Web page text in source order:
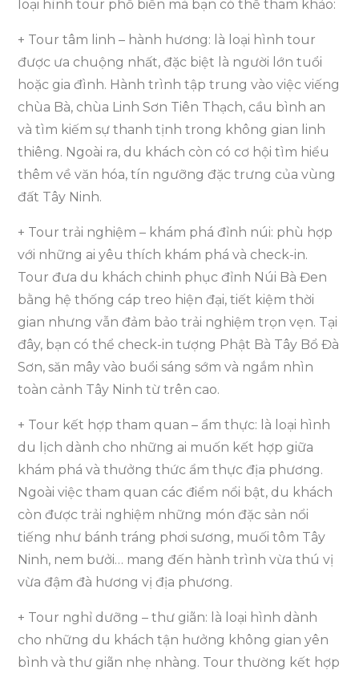
loại hình tour phổ biến mà bạn có thể tham khảo:
+ Tour tâm linh – hành hương: là loại hình tour
được ưa chuộng nhất, đặc biệt là người lớn tuổi
hoặc gia đình. Hành trình tập trung vào việc viếng
chùa Bà, chùa Linh Sơn Tiên Thạch, cầu bình an
và tìm kiếm sự thanh tịnh trong không gian linh
thiêng. Ngoài ra, du khách còn có cơ hội tìm hiểu
thêm về văn hóa, tín ngưỡng đặc trưng của vùng
đất Tây Ninh.
+ Tour trải nghiệm – khám phá đỉnh núi: phù hợp
với những ai yêu thích khám phá và check-in.
Tour đưa du khách chinh phục đỉnh Núi Bà Đen
bằng hệ thống cáp treo hiện đại, tiết kiệm thời
gian nhưng vẫn đảm bảo trải nghiệm trọn vẹn. Tại
đây, bạn có thể check-in tượng Phật Bà Tây Bổ Đà
Sơn, săn mây vào buổi sáng sớm và ngắm nhìn
toàn cảnh Tây Ninh từ trên cao.
+ Tour kết hợp tham quan – ẩm thực: là loại hình
du lịch dành cho những ai muốn kết hợp giữa
khám phá và thưởng thức ẩm thực địa phương.
Ngoài việc tham quan các điểm nổi bật, du khách
còn được trải nghiệm những món đặc sản nổi
tiếng như bánh tráng phơi sương, muối tôm Tây
Ninh, nem bưởi… mang đến hành trình vừa thú vị
vừa đậm đà hương vị địa phương.
+ Tour nghỉ dưỡng – thư giãn: là loại hình dành
cho những du khách tận hưởng không gian yên
bình và thư giãn nhẹ nhàng. Tour thường kết hợp